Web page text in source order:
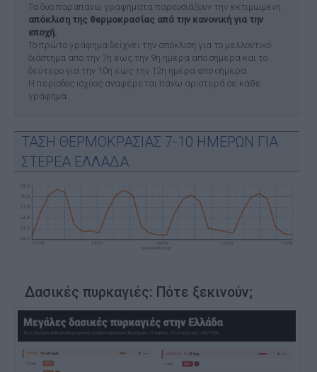
Τα δύο παραπάνω γραφήματα παρουσιάζουν την εκτιμώμενη
απόκλιση της θερμοκρασίας από την κανονική για την
εποχή.
Το πρώτο γράφημα δείχνει την απόκλιση για το μελλοντικό
διάστημα απο την 7η έως την 9η ημέρα απο σήμερα και το
δεύτερο για την 10η έως την 12η ημέρα απο σήμερα.
Η περίοδος ισχύος αναφέρεται πάνω αριστερά σε κάθε
γράφημα.
ΤΑΣΗ ΘΕΡΜΟΚΡΑΣΙΑΣ 7-10 ΗΜΕΡΩΝ ΓΙΑ
ΣΤΕΡΕΑ ΕΛΛΑΔΑ
Δασικές πυρκαγιές: Πότε ξεκινούν;